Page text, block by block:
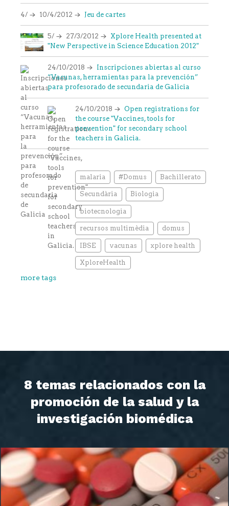
4/ 10/4/2012 Jeu de cartes
5/ 27/3/2012
Xplore Health presented at
"New Perspective in Science Education 2012"
24/10/2018
Inscripciones abiertas al curso
“Vacunas, herramientas para la prevención”
para profesorado de secundaria de Galicia
24/10/2018
Open registrations for
the course "Vaccines, tools for
prevention" for secondary school
teachers in Galicia.
malaria #Domus Bachillerato
Secundària Biologia
biotecnologia
recursos multimèdia domus
IBSE vacunas xplore health
XploreHealth
more tags
8 temas relacionados con la
promoción de la salud y la
investigación biomédica